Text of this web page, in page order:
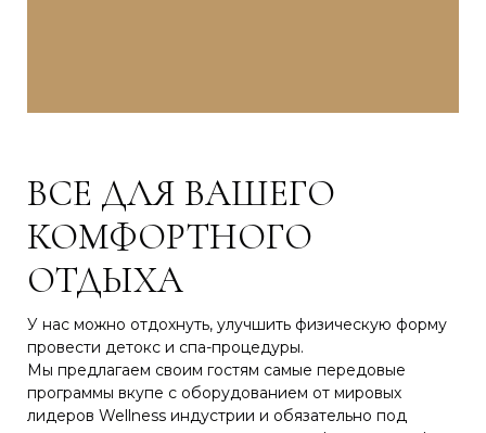
ВСЕ ДЛЯ ВАШЕГО
КОМФОРТНОГО
ОТДЫХА
У нас можно отдохнуть, улучшить физическую форму
провести детокс и спа-процедуры.
Мы предлагаем своим гостям самые передовые
программы вкупе с оборудованием от мировых
лидеров Wellness индустрии и обязательно под